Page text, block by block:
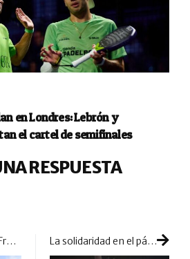
en Londres: Lebrón y
el cartel de semifinales
RESPUESTA
LÕK Sports ficha a Franco Dal Bianco para la temporada 2025 La solidaridad en el pádel tiene un lugar destacado en nuestros PadelSpain World Padel Awards